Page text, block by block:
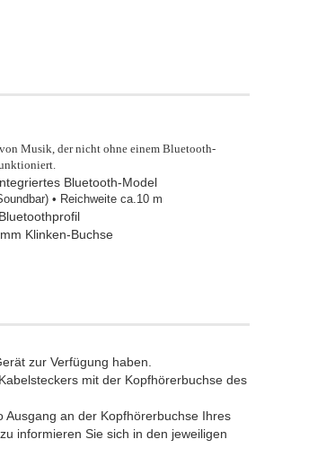
Musik, der nicht ohne einem Bluetooth-
Bluetooth-Model
• Reichweite ca.10 m
Klinken-Buchse
zur Verfügung haben.
mit der Kopfhörerbuchse des
Ausgang an der Kopfhörerbuchse Ihres
informieren Sie sich in den jeweiligen